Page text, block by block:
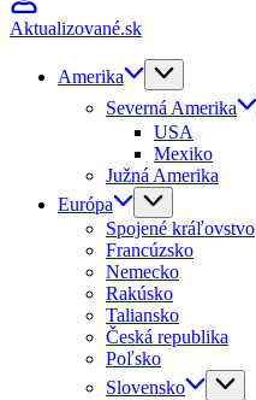
Aktualizované.sk
Amerika
Severná Amerika
USA
Mexiko
Južná Amerika
Európa
Spojené kráľovstvo
Francúzsko
Nemecko
Rakúsko
Taliansko
Česká republika
Poľsko
Slovensko